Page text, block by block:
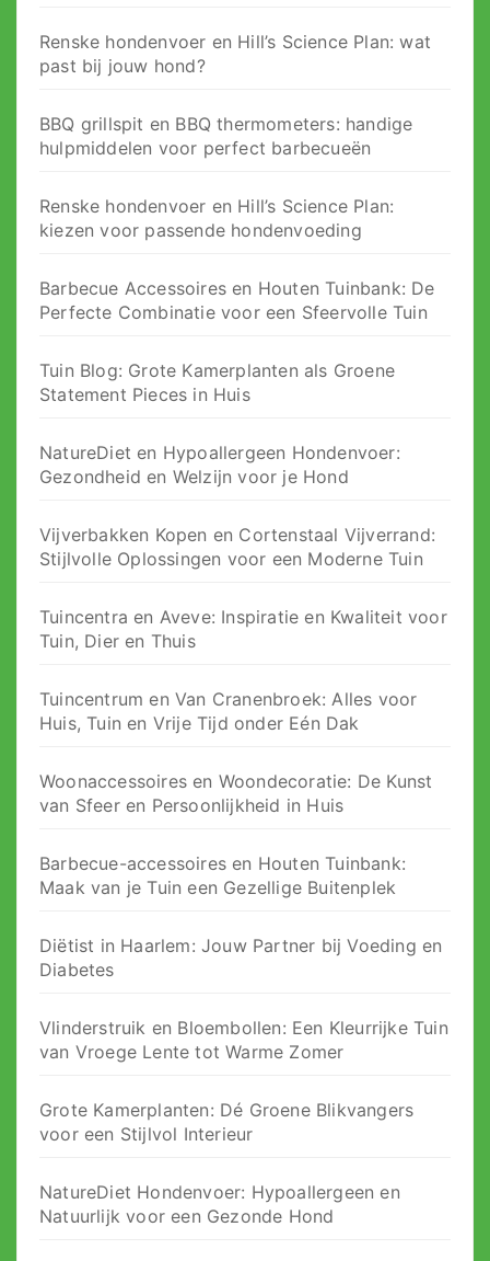
Renske hondenvoer en Hill’s Science Plan: wat
past bij jouw hond?
BBQ grillspit en BBQ thermometers: handige
hulpmiddelen voor perfect barbecueën
Renske hondenvoer en Hill’s Science Plan:
kiezen voor passende hondenvoeding
Barbecue Accessoires en Houten Tuinbank: De
Perfecte Combinatie voor een Sfeervolle Tuin
Tuin Blog: Grote Kamerplanten als Groene
Statement Pieces in Huis
NatureDiet en Hypoallergeen Hondenvoer:
Gezondheid en Welzijn voor je Hond
Vijverbakken Kopen en Cortenstaal Vijverrand:
Stijlvolle Oplossingen voor een Moderne Tuin
Tuincentra en Aveve: Inspiratie en Kwaliteit voor
Tuin, Dier en Thuis
Tuincentrum en Van Cranenbroek: Alles voor
Huis, Tuin en Vrije Tijd onder Eén Dak
Woonaccessoires en Woondecoratie: De Kunst
van Sfeer en Persoonlijkheid in Huis
Barbecue-accessoires en Houten Tuinbank:
Maak van je Tuin een Gezellige Buitenplek
Diëtist in Haarlem: Jouw Partner bij Voeding en
Diabetes
Vlinderstruik en Bloembollen: Een Kleurrijke Tuin
van Vroege Lente tot Warme Zomer
Grote Kamerplanten: Dé Groene Blikvangers
voor een Stijlvol Interieur
NatureDiet Hondenvoer: Hypoallergeen en
Natuurlijk voor een Gezonde Hond